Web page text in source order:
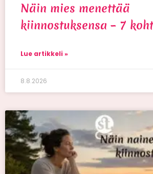
Näin mies menettää
kiinnostuksensa – 7
Lue artikkeli »
8.8.2026